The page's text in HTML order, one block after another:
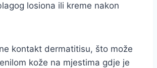
losiona ili kreme nakon
kontakt dermatitisu, što može
kože na mjestima gdje je